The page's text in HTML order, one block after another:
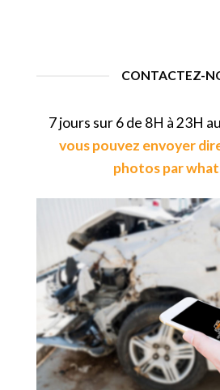
CONTACTEZ-
7 jours sur 6 de 8H à 23H au
vous pouvez envoyer
photos par